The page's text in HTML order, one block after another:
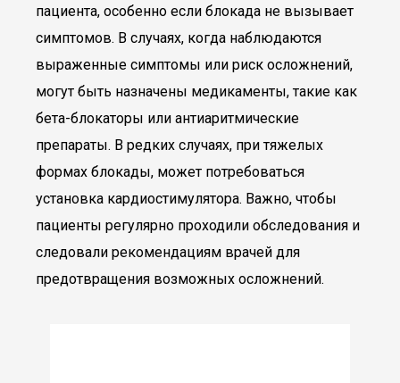
пациента, особенно если блокада не вызывает
симптомов. В случаях, когда наблюдаются
выраженные симптомы или риск осложнений,
могут быть назначены медикаменты, такие как
бета-блокаторы или антиаритмические
препараты. В редких случаях, при тяжелых
формах блокады, может потребоваться
установка кардиостимулятора. Важно, чтобы
пациенты регулярно проходили обследования и
следовали рекомендациям врачей для
предотвращения возможных осложнений.